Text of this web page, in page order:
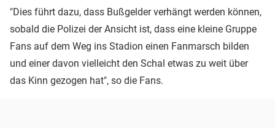
"Dies führt dazu, dass Bußgelder verhängt werden können,
sobald die Polizei der Ansicht ist, dass eine kleine Gruppe
Fans auf dem Weg ins Stadion einen Fanmarsch bilden
und einer davon vielleicht den Schal etwas zu weit über
das Kinn gezogen hat", so die Fans.